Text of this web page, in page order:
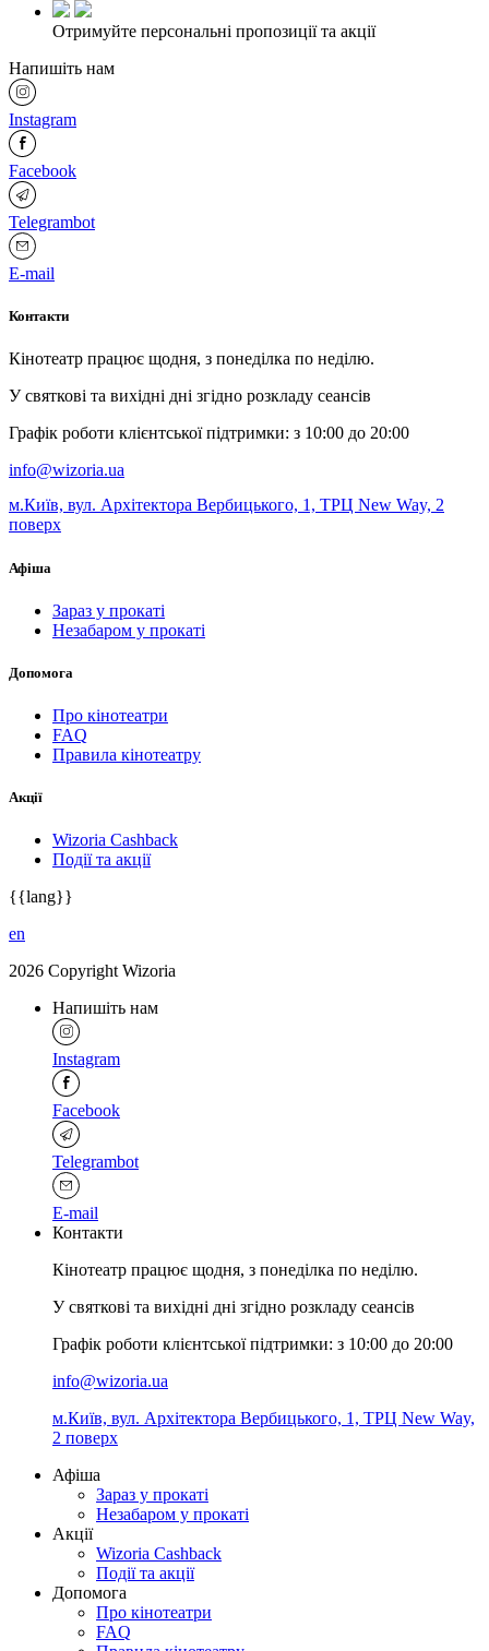
Отримуйте персональні пропозиції та акції
Напишіть нам
Instagram
Facebook
Telegrambot
E-mail
Контакти
Кінотеатр працює щодня, з понеділка по неділю.
У святкові та вихідні дні згідно розкладу сеансів
Графік роботи клієнтської підтримки: з 10:00 до 20:00
info@wizoria.ua
м.Київ, вул. Архітектора Вербицького, 1, ТРЦ New Way, 2
поверх
Афіша
Зараз у прокаті
Незабаром у прокаті
Допомога
Про кінотеатри
FAQ
Правила кінотеатру
Акції
Wizoria Cashback
Події та акції
{{lang}}
en
2026 Copyright Wizoria
Напишіть нам
Instagram
Facebook
Telegrambot
E-mail
Контакти
Кінотеатр працює щодня, з понеділка по неділю.
У святкові та вихідні дні згідно розкладу сеансів
Графік роботи клієнтської підтримки: з 10:00 до 20:00
info@wizoria.ua
м.Київ, вул. Архітектора Вербицького, 1, ТРЦ New Way,
2 поверх
Афіша
Зараз у прокаті
Незабаром у прокаті
Акції
Wizoria Cashback
Події та акції
Допомога
Про кінотеатри
FAQ